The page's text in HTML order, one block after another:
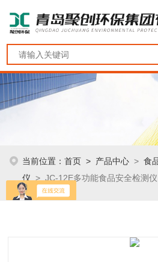
当前位置：首页 > 产品中心 >食
仪 > JC-12E多功能食品安全检测仪